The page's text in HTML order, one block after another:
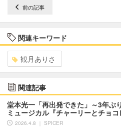
前の記事
関連キーワード
観月ありさ
関連記事
堂本光一「再出発できた」～3年ぶ
ミュージカル『チャーリーとチョ
2026.4.8 ｜ SPICER